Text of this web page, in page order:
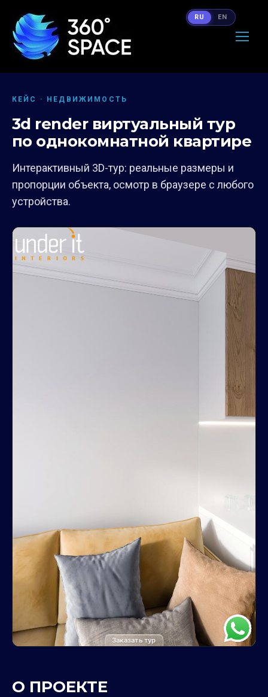
КЕЙС · НЕДВИЖИМОСТЬ
3d render виртуальный тур
по однокомнатной квартире
Интерактивный 3D-тур: реальные размеры и
пропорции объекта, осмотр в браузере с любого
устройства.
Заказать тур
О ПРОЕКТЕ
RU EN